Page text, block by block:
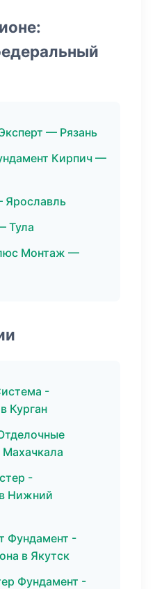
— Рязань
Кирпич —
Тула
Монтаж —
-
Курган
-
Нижний
Фундамент -
в Якутск
Фундамент -